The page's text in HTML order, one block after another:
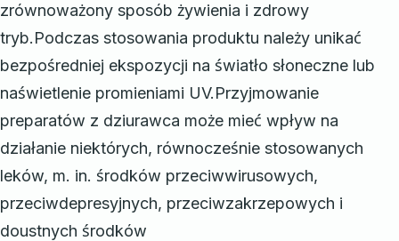
zrównoważony sposób żywienia i zdrowy
tryb.Podczas stosowania produktu należy unikać
bezpośredniej ekspozycji na światło słoneczne lub
naświetlenie promieniami UV.Przyjmowanie
preparatów z dziurawca może mieć wpływ na
działanie niektórych, równocześnie stosowanych
leków, m. in. środków przeciwwirusowych,
przeciwdepresyjnych, przeciwzakrzepowych i
doustnych środków